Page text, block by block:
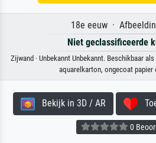
18e eeuw ·
Niet geclassificeerde
Zijwand · Unbekannt Unbekannt. Beschikbaar
aquarelkarton, ongecoat papier
Bekijk in 3D / AR
0